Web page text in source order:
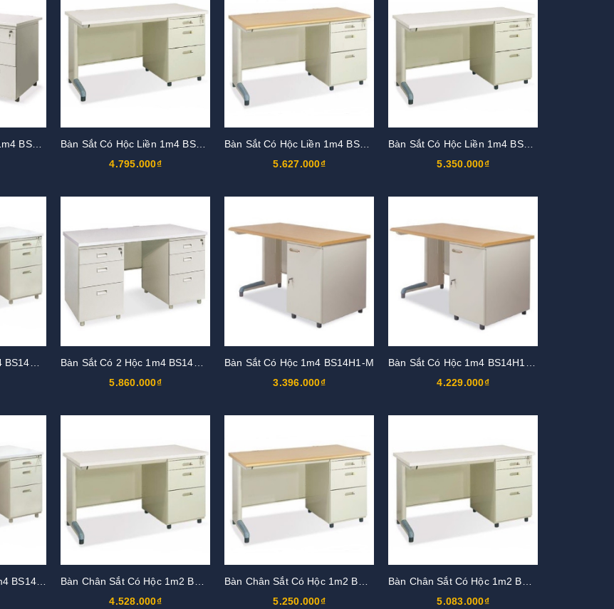
Bàn Sắt Có Hộc Liền 1m4 BS14HK3-LG
Bàn Sắt Có Hộc Liền 1m4 BS14HK1-M
4.795.000₫
Bàn Sắt Có Hộc Liền 1m4 BS14HK1-LV
5.627.000₫
Bàn Sắt Có Hộc Liền 1m4 BS14HK1-LG
5.350.000₫
5.860.000₫
Bàn Sắt Có Hộc 1m4 BS14H1-M
3.396.000₫
4.229.000₫
Bàn Sắt 2 Hộc Liền 1m4 BS14H-M
4.528.000₫
5.250.000₫
5.083.000₫